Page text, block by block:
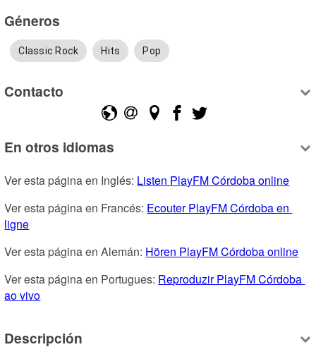
Géneros
Classic Rock Hits Pop
Contacto
En otros idiomas
Ver esta página en Inglés: Listen PlayFM Córdoba online
Ver esta página en Francés: Ecouter PlayFM Córdoba en
ligne
Ver esta página en Alemán: Hören PlayFM Córdoba online
Ver esta página en Portugues: Reproduzir PlayFM Córdoba
ao vivo
Descripción